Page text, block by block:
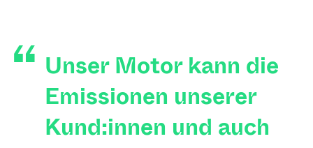
Unser Motor kann die
Emissionen unserer
Kund:innen und auch